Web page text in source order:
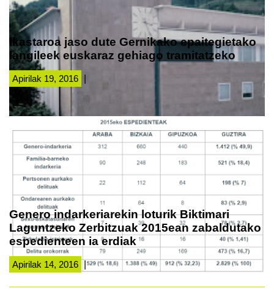
Ikastaroa jaso dute Gernikako epaitegietako
langileek euskaraz gehiago tramitatzeko
Apirilak 19, 2016
Genero indarkeriarekin loturik Biktimari
Laguntzeko Zerbitzuak 2015ean zabaldutako
espedienteen ia erdiak
Apirilak 14, 2016